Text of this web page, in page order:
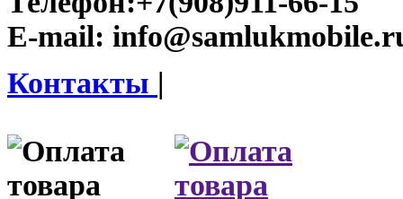
E-mail:
Контакты